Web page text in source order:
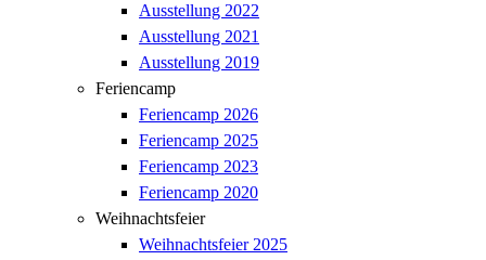
Ausstellung 2022
Ausstellung 2021
Ausstellung 2019
Feriencamp
Feriencamp 2026
Feriencamp 2025
Feriencamp 2023
Feriencamp 2020
Weihnachtsfeier
Weihnachtsfeier 2025